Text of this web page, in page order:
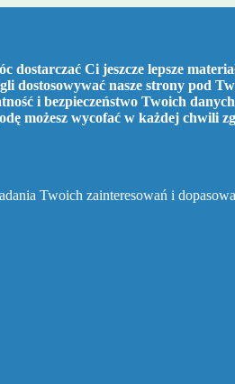
dostarczać Ci jeszcze lepsze
dostosowywać nasze strony pod
i bezpieczeństwo Twoich
możesz wycofać w każdej chwili
Twoich zainteresowań i